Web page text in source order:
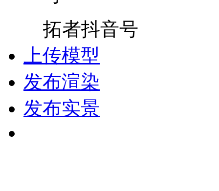
拓者抖音号
上传模型
发布渲染
发布实景